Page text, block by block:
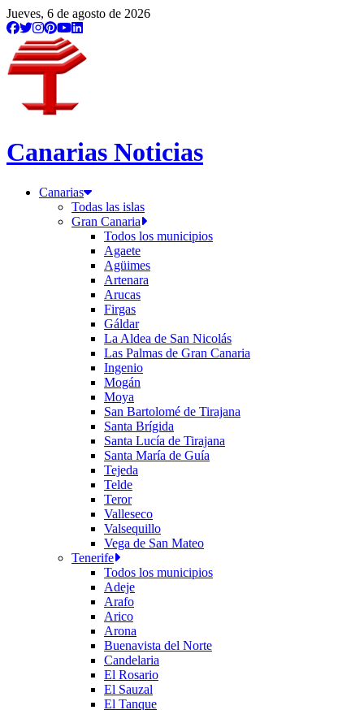
Jueves, 6 de agosto de 2026
Canarias Noticias
Canarias
Todas las islas
Gran Canaria
Todos los municipios
Agaete
Agüimes
Artenara
Arucas
Firgas
Gáldar
La Aldea de San Nicolás
Las Palmas de Gran Canaria
Ingenio
Mogán
Moya
San Bartolomé de Tirajana
Santa Brígida
Santa Lucía de Tirajana
Santa María de Guía
Tejeda
Telde
Teror
Valleseco
Valsequillo
Vega de San Mateo
Tenerife
Todos los municipios
Adeje
Arafo
Arico
Arona
Buenavista del Norte
Candelaria
El Rosario
El Sauzal
El Tanque